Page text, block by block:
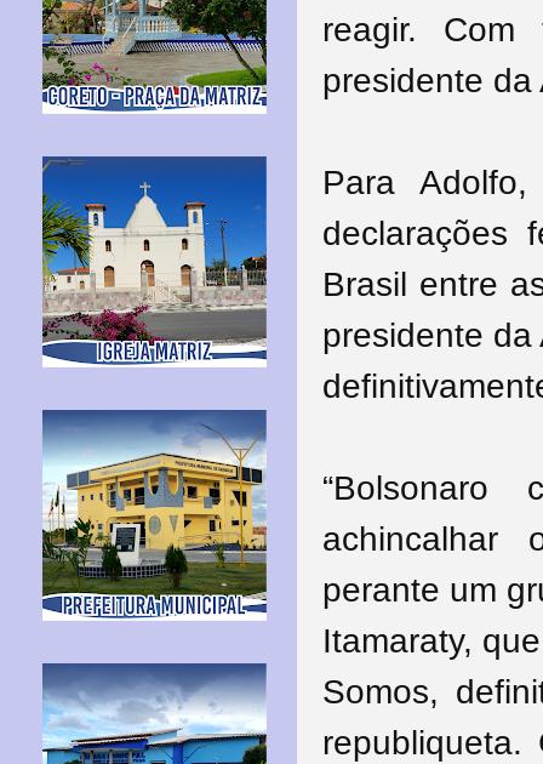
reagir. Com
presidente da
Para
declarações
Brasil entre
presidente
achincalhar
perante um
Itamaraty,
Somos,